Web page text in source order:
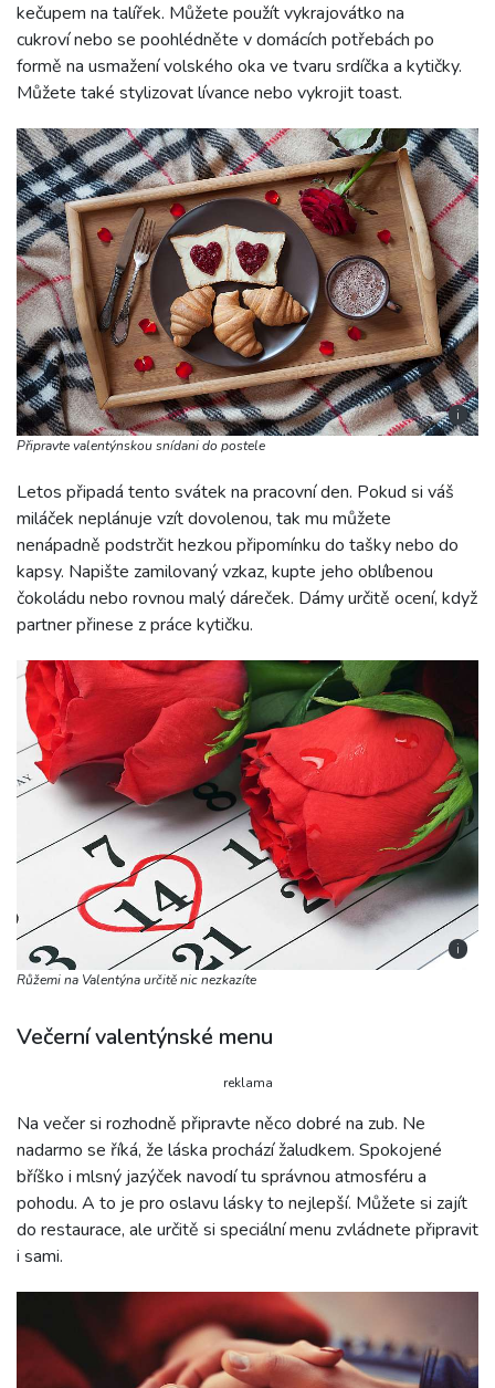
kečupem na talířek. Můžete použít vykrajovátko na
cukroví nebo se poohlédněte v domácích potřebách po
formě na usmažení volského oka ve tvaru srdíčka a kytičky.
Můžete také stylizovat lívance nebo vykrojit toast.
i
Připravte valentýnskou snídani do postele
Letos připadá tento svátek na pracovní den. Pokud si váš
miláček neplánuje vzít dovolenou, tak mu můžete
nenápadně podstrčit hezkou připomínku do tašky nebo do
kapsy. Napište zamilovaný vzkaz, kupte jeho oblíbenou
čokoládu nebo rovnou malý dáreček. Dámy určitě ocení, když
partner přinese z práce kytičku.
i
Růžemi na Valentýna určitě nic nezkazíte
Večerní valentýnské menu
reklama
Na večer si rozhodně připravte něco dobré na zub. Ne
nadarmo se říká, že láska prochází žaludkem. Spokojené
bříško i mlsný jazýček navodí tu správnou atmosféru a
pohodu. A to je pro oslavu lásky to nejlepší. Můžete si zajít
do restaurace, ale určitě si speciální menu zvládnete připravit
i sami.